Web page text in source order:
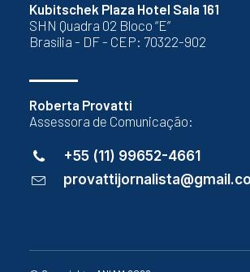
Kubitschek Plaza Hotel Sala 161
SHN Quadra 02 Bloco “E”
Brasília - DF - CEP: 70322-902
Roberta Provatti
Assessora de Comunicação:
+55 (11) 99652-4661